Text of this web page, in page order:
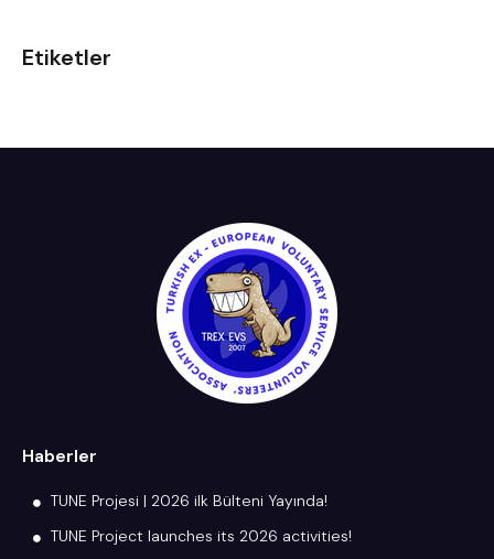
Etiketler
Haberler
TUNE Projesi | 2026 ilk Bülteni Yayında!
TUNE Project launches its 2026 activities!